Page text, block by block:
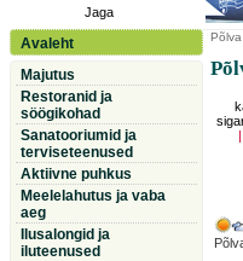
Jaga
Avaleht
Majutus
Restoranid ja
söögikohad
Sanatooriumid ja
terviseteenused
Aktiivne puhkus
Meelelahutus ja vaba
aeg
Ilusalongid ja
iluteenused
Põlva